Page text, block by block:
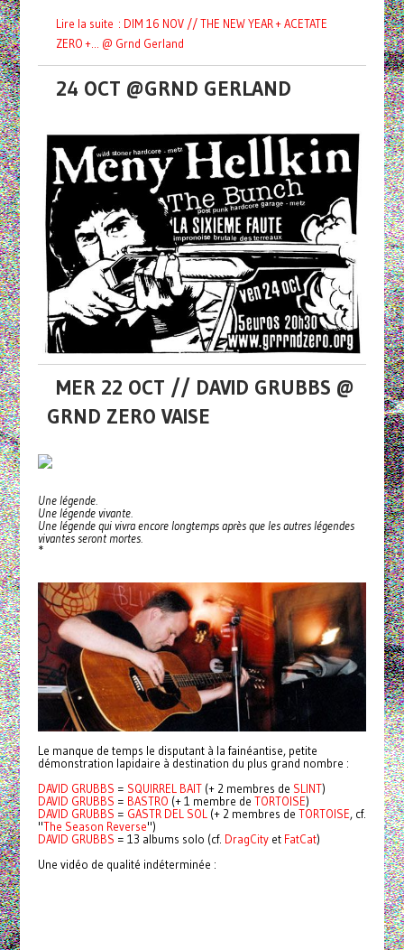
Lire la suite : DIM 16 NOV // THE NEW YEAR + ACETATE
ZERO +... @ Grnd Gerland
24 OCT @GRND GERLAND
MER 22 OCT // DAVID GRUBBS @
GRND ZERO VAISE
Une légende.
Une légende vivante.
Une légende qui vivra encore longtemps après que les autres légendes
vivantes seront mortes.
*
Le manque de temps le disputant à la fainéantise, petite
démonstration lapidaire à destination du plus grand nombre :
DAVID GRUBBS = SQUIRREL BAIT(+ 2 membres de SLINT)
DAVID GRUBBS = BASTRO (+ 1 membre de TORTOISE)
DAVID GRUBBS = GASTR DEL SOL (+ 2 membres de TORTOISE, cf.
"The Season Reverse")
DAVID GRUBBS = 13 albums solo (cf. DragCityet FatCat)
Une vidéo de qualité indéterminée :